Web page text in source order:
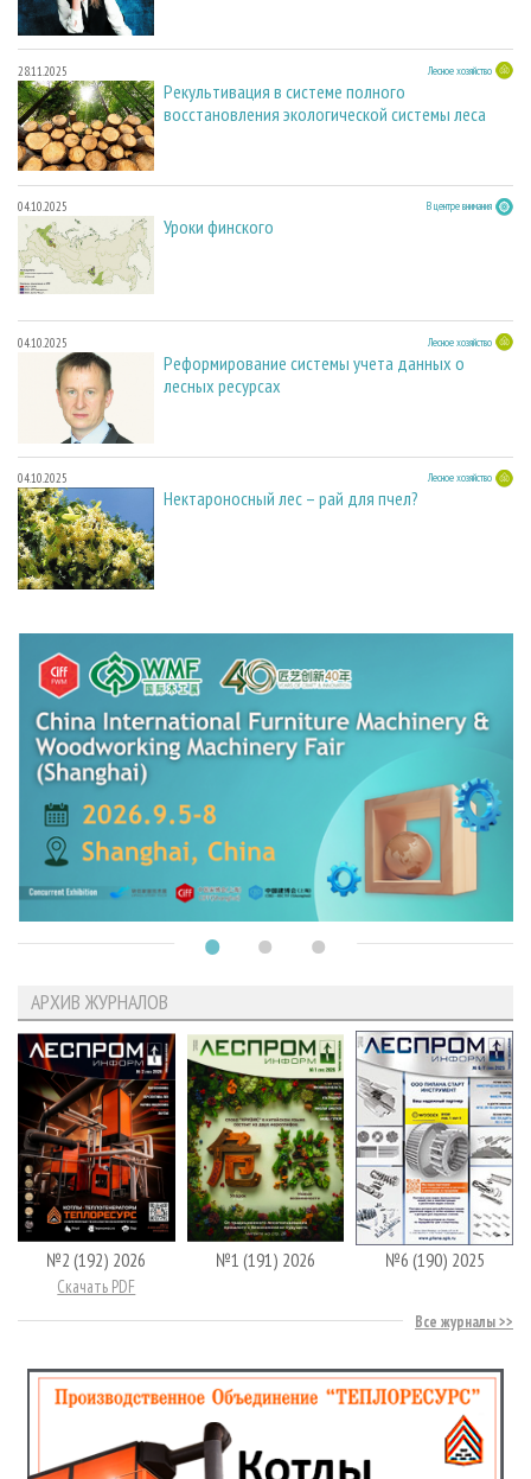
28.11.2025 Лесное хозяйство
Рекультивация в системе полного
восстановления экологической системы леса
04.10.2025 В центре внимания
Уроки финского
04.10.2025 Лесное хозяйство
Реформирование системы учета данных о
лесных ресурсах
04.10.2025 Лесное хозяйство
Нектароносный лес – рай для пчел?
АРХИВ ЖУРНАЛОВ
№2 (192) 2026
Скачать PDF
№1 (191) 2026 №6 (190) 2025
Все журналы